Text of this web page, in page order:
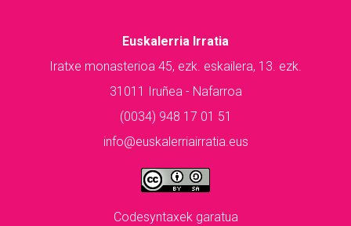
Euskalerria Irratia
Iratxe monasterioa 45, ezk. eskailera, 13. ezk.
31011 Iruñea - Nafarroa
(0034) 948 17 01 51
info@euskalerriairratia.eus
Codesyntaxek garatua